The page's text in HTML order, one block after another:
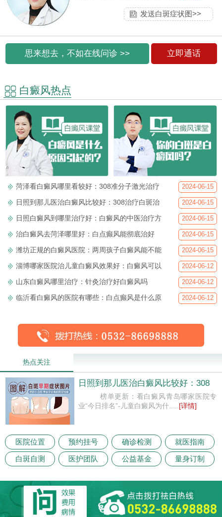
发送白斑症状图>>
思来想去，不如在线问诊 >> 立即通话
白癜风热点
菏泽看白癜风哪里看较好：308准分子激光治疗 2024-06-15
日照到那儿医治白癜风比较好：308治疗白斑治 2024-06-15
日照白癜风到哪里治疗好：白癜风的中医治疗方 2024-06-15
治白癜风去菏泽哪里好：白点癫风能彻底治好 2024-06-15
潍坊正规的白癜风医院：两周孩子白癜风能不能 2024-06-15
淄博哪家医院治儿童白癜风效果好：白癜风可以 2024-06-12
山东白癜风哪里治疗：针灸治疗好白癜风吗 2024-06-12
临沂看白癜风的医院有哪些：白点癫风是什么原 2024-06-12
热点关注
日照到那儿医治白癜风比较好：308
榜单更新：看白癜风青岛哪家医院专
业“今日排名”-儿童白癜风为什..... [详情]
医院位置 预约挂号 确诊检测 就医指南
白斑自测 医护团队 公益基金 量身订制